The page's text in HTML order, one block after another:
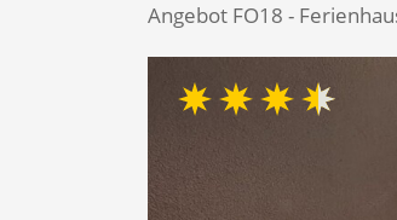
Angebot FO18 -